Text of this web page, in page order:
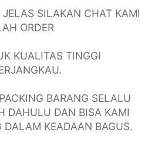
SILAKAN CHAT KAMI
ORDER
KUALITAS TINGGI
BARANG SELALU
DAHULU DAN BISA KAMI
DALAM KEADAAN BAGUS.